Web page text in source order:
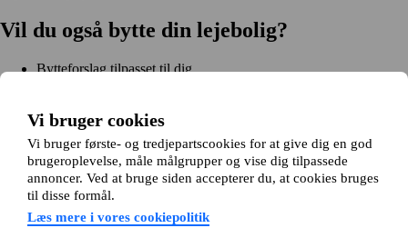
Vi bruger cookies
Vi bruger første- og tredjepartscookies for at give dig en god
brugeroplevelse, måle målgrupper og vise dig tilpassede
annoncer. Ved at bruge siden accepterer du, at cookies bruges
til disse formål.
Læs mere i vores cookiepolitik
Vil du også bytte din lejebolig?
Bytteforslag tilpasset til dig
Kom i gang gratis
Kom i gang
Kom i gang gratisSøg annoncerLog ind
Læs mere
Nyheder og tips
Om Hjembytte.dk